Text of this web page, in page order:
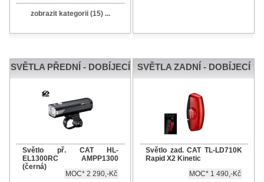
zobrazit kategorii (15) ...
SVĚTLA PŘEDNÍ - DOBÍJECÍ
Světlo př. CAT HL-
EL1300RC AMPP1300
(černá)
MOC* 2 290,-Kč
SVĚTLA ZADNÍ - DOBÍJECÍ
Světlo zad. CAT TL-LD710K
Rapid X2 Kinetic
MOC* 1 490,-Kč